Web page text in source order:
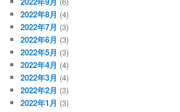
2022年8月 (4)
2022年7月 (3)
2022年6月 (3)
2022年5月 (3)
2022年4月 (4)
2022年3月 (4)
2022年2月 (3)
2022年1月 (3)